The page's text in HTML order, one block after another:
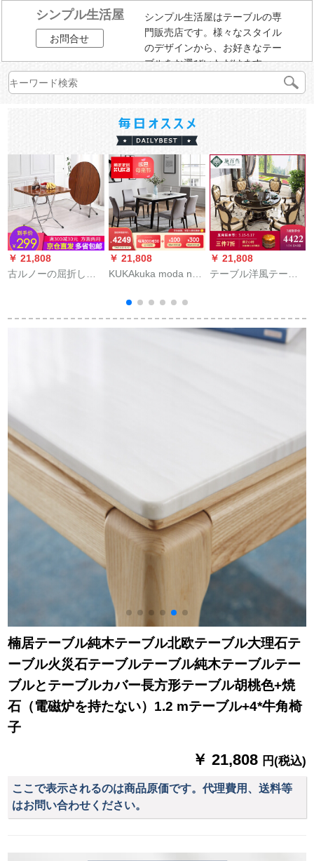
シンプル生活屋
お問合せ
シンプル生活屋はテーブルの専
門販売店です。様々なスタイル
のデザインから、お好きなテー
ブルをお選びいただけます。
￥ 21,808
古ルノーの屈折した
テーブル小テーブル
たみたテーブルの直
径120 cm
￥ 21,808
KUKAkuka moda nshi
トラングループPTBY
020【15日出荷】テ
￥ 21,808
テーブル洋風テーブ
盤彫刻テーブルセッ
ト6人
1300*700*850【黒金
楠居テーブル純木テーブル北欧テーブル大理石テ
ーブル火災石テーブルテーブル純木テーブルテー
ブルとテーブルカバー長方形テーブル胡桃色+焼
石（電磁炉を持たない）1.2 mテーブル+4*牛角椅
子
￥ 21,808 円(税込)
ここで表示されるのは商品原価です。代理費用、送料等
はお問い合わせください。